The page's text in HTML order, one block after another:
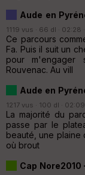
Aude en
1119 vus · 66 dl · 02:28 ·
Ce parcours
Fa. Puis il suit un
pour m'engager
Rouvenac. Au vill
Aude en
1217 vus · 100 dl · 02:09
La majorité du
passe par le
beauté, une plaine
où brout
Cap Nore2010